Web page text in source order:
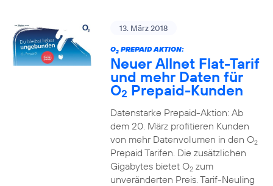
13. März 2018
O2PREPAID AKTION:
Neuer Allnet Flat-Tarif
und mehr Daten für
O2 Prepaid-Kunden
Datenstarke Prepaid-Aktion: Ab
dem 20. März profitieren Kunden
von mehr Datenvolumen in den O2
Prepaid Tarifen. Die zusätzlichen
Gigabytes bietet O2zum
unveränderten Preis. Tarif-Neuling